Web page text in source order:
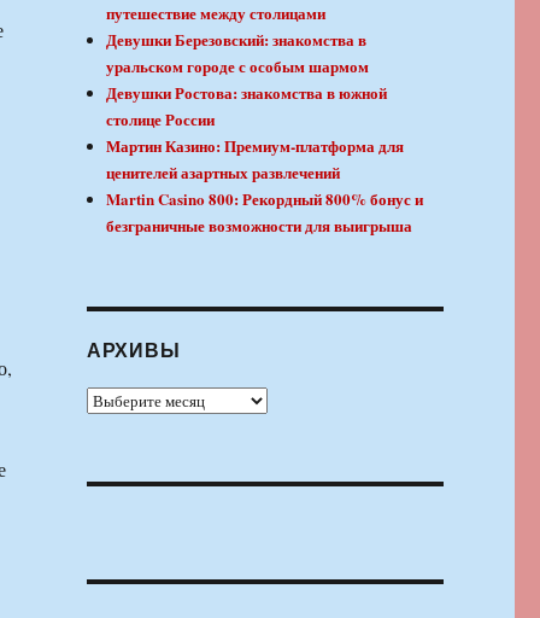
путешествие между столицами
Девушки Березовский: знакомства в
уральском городе с особым шармом
Девушки Ростова: знакомства в южной
столице России
Мартин Казино: Премиум-платформа для
ценителей азартных развлечений
Martin Casino 800: Рекордный 800% бонус и
безграничные возможности для выигрыша
АРХИВЫ
Архивы